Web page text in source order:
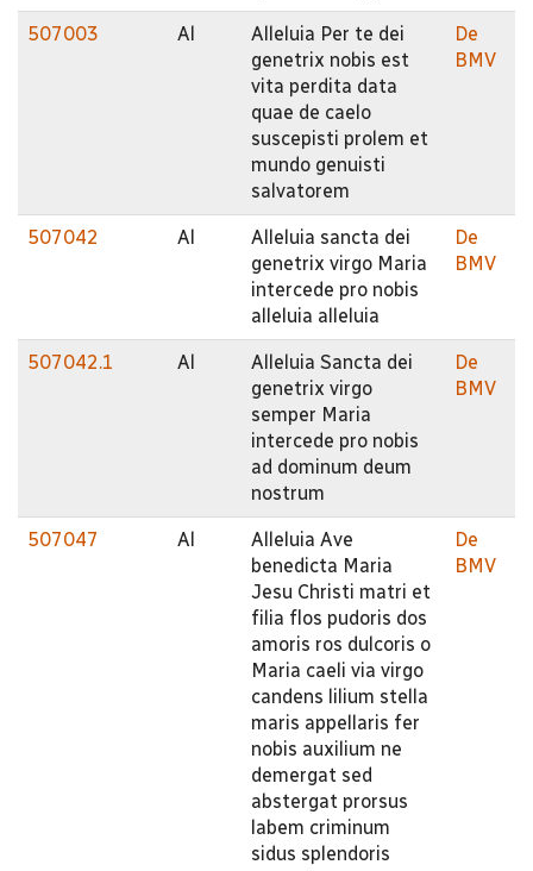
507003 Al
Alleluia Per te dei
genetrix nobis est
vita perdita data
quae de caelo
suscepisti prolem et
mundo genuisti
salvatorem
De
BMV
507042 Al
Alleluia sancta dei
genetrix virgo Maria
intercede pro nobis
alleluia alleluia
De
BMV
507042.1 Al
Alleluia Sancta dei
genetrix virgo
semper Maria
intercede pro nobis
ad dominum deum
nostrum
De
BMV
507047 Al
Alleluia Ave
benedicta Maria
Jesu Christi matri et
filia flos pudoris dos
amoris ros dulcoris o
Maria caeli via virgo
candens lilium stella
maris appellaris fer
nobis auxilium ne
demergat sed
abstergat prorsus
labem criminum
sidus splendoris
De
BMV